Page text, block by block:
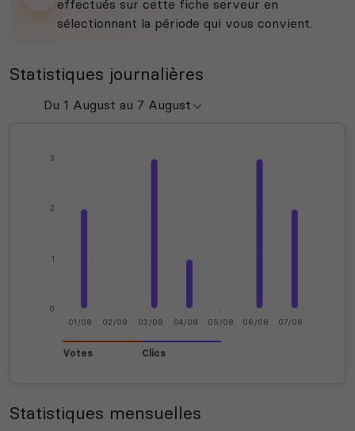
effectués sur cette fiche serveur en
sélectionnant la période qui vous convient.
Statistiques journalières
0
1
2
3
01/08 02/08 03/08 04/08 05/08 06/08 07/08
Votes Clics
Statistiques mensuelles